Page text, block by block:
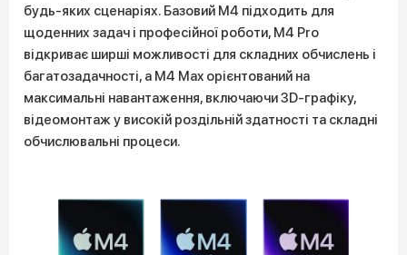
будь-яких сценаріях. Базовий M4 підходить для
щоденних задач і професійної роботи, M4 Pro
відкриває ширші можливості для складних обчислень і
багатозадачності, а M4 Max орієнтований на
максимальні навантаження, включаючи 3D-графіку,
відеомонтаж у високій роздільній здатності та складні
обчислювальні процеси.